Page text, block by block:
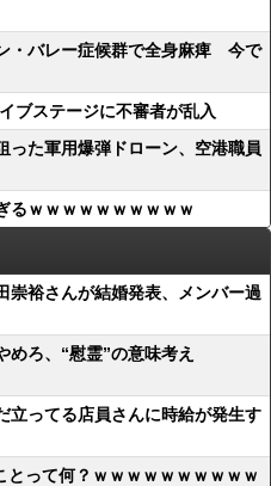
・バレー症候群で全身麻痺 今で
ブステージに不審者が乱入
った軍用爆弾ドローン、空港職員
るｗｗｗｗｗｗｗｗｗｗ
崇裕さんが結婚発表、メンバー過
めろ、“慰霊”の意味考え
立ってる店員さんに時給が発生す
とって何？ｗｗｗｗｗｗｗｗｗｗ